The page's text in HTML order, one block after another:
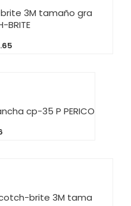
3M tamaño gra
BRITE
cp-35 P PERICO
brite 3M tama